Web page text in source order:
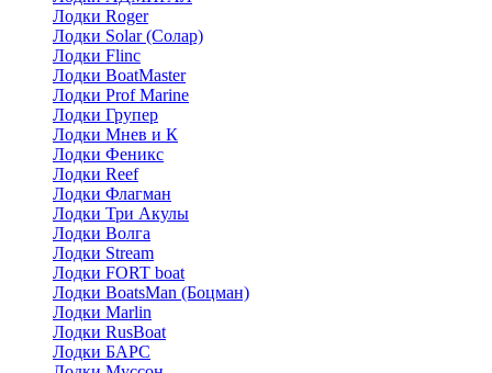
Лодки Roger
Лодки Solar (Солар)
Лодки Flinc
Лодки BoatMaster
Лодки Prof Marine
Лодки Групер
Лодки Мнев и К
Лодки Феникс
Лодки Reef
Лодки Флагман
Лодки Три Акулы
Лодки Волга
Лодки Stream
Лодки FORT boat
Лодки BoatsMan (Боцман)
Лодки Marlin
Лодки RusBoat
Лодки БАРС